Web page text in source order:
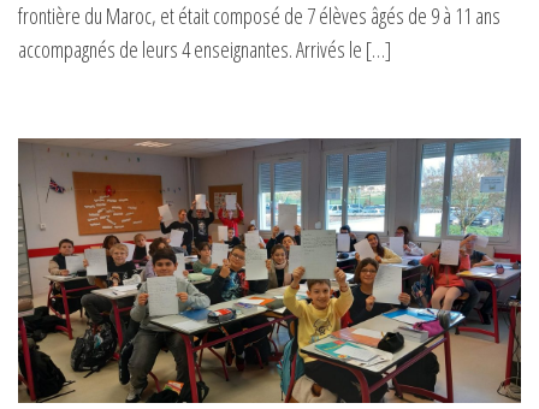
frontière du Maroc, et était composé de 7 élèves âgés de 9 à 11 ans
accompagnés de leurs 4 enseignantes. Arrivés le […]